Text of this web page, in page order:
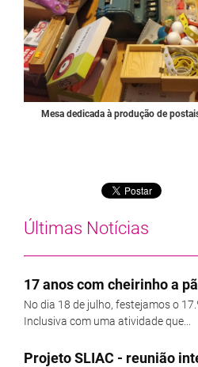
Mesa dedicada à produção de
Últimas Notícias
17 anos com cheirinho a
No dia 18 de julho, festejamos o
Inclusiva com uma atividade que...
Projeto SLIAC - reunião